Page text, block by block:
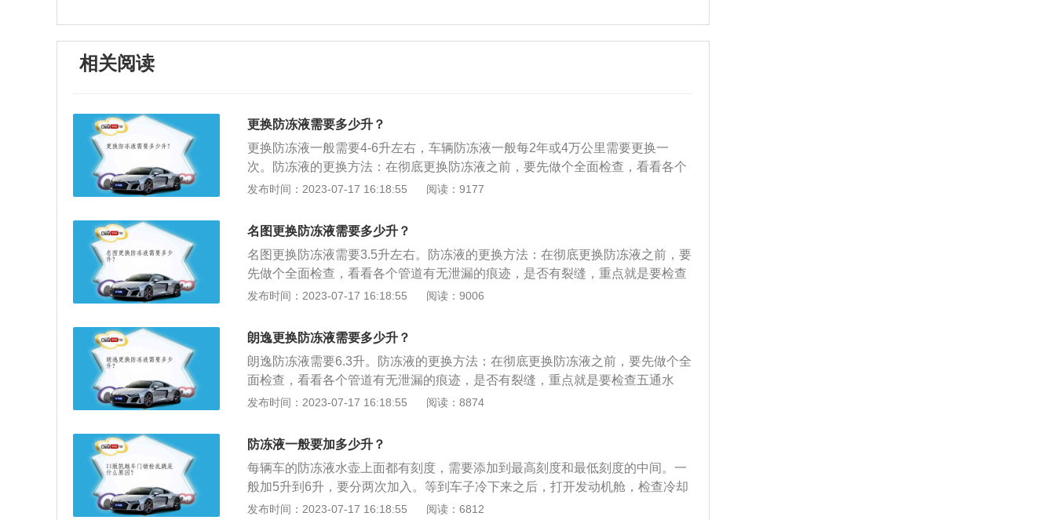
相关阅读
更换防冻液需要多少升？
更换防冻液一般需要4-6升左右，车辆防冻液一般每2年或4万公里需要更换一
次。防冻液的更换方法：在彻底更换防冻液之前，要先做个全面检查，看看各个
管道有无泄漏的痕迹，是否有裂缝，重点就是要检查五通水管，五通管因为有五
的部分发挥作用。如果这个部分有泄漏防冻液的现象，就应该根据情况更换水管
或重新固定接口。将旧的防冻液放出，之后用清水清洗液体通道。将清水加入防
冻液补充罐，随后往罐里注入清水，使清水连续不断地流经发动机冷却系统，随
后着车怠速3至5分钟，让水循环起来。开始从水罐里流出的水有点淡淡的粉红
色，继续注入清水，直至流出干净的水。注意别忘了将暖风水管拆掉，把暖风水
入，这是让防冻液快速流入水箱的方法。随后将另一桶防冻液加入防冻液罐，加
到防冻液罐快满了为止，打着车10分钟左右，这时冷却系统由于排除了部分空
气，液面有所下降，再把防冻液加进去，加注储液罐的最高标记“MAXT”为止。
发布时间：2023-07-17 16:18:55 阅读：9177
名图更换防冻液需要多少升？
名图更换防冻液需要3.5升左右。防冻液的更换方法：在彻底更换防冻液之前，要
先做个全面检查，看看各个管道有无泄漏的痕迹，是否有裂缝，重点就是要检查
五通水管，五通管因为有五个连接各个部位的接口而得名，防冻液就是在流经五
象，就应该根据情况更换水管或重新固定接口。将旧的防冻液放出，之后用清水
清洗液体通道。将清水加入防冻液补充罐，随后往罐里注入清水，使清水连续不
断地流经发动机冷却系统，随后着车怠速3至5分钟，让水循环起来。开始从水罐
里流出的水有点淡淡的粉红色，继续注入清水，直至流出干净的水。注意别忘了
将暖风水管拆掉，把暖风水箱的水放干净。放水大约1小时后，将新的防冻液由
防冻液加入防冻液罐，加到防冻液罐快满了为止，打着车10分钟左右，这时冷却
系统由于排除了部分空气，液面有所下降，再把防冻液加进去，加注储液罐的最
高标记“MAXT”为止。
发布时间：2023-07-17 16:18:55 阅读：9006
朗逸更换防冻液需要多少升？
朗逸防冻液需要6.3升。防冻液的更换方法：在彻底更换防冻液之前，要先做个全
面检查，看看各个管道有无泄漏的痕迹，是否有裂缝，重点就是要检查五通水
管，五通管因为有五个连接各个部位的接口而得名，防冻液就是在流经五通管
应该根据情况更换水管或重新固定接口。将旧的防冻液放出，之后用清水清洗液
体通道。将清水加入防冻液补充罐，随后往罐里注入清水，使清水连续不断地流
经发动机冷却系统，随后着车怠速3至5分钟，让水循环起来。开始从水罐里流出
的水有点淡淡的粉红色，继续注入清水，直至流出干净的水。注意别忘了将暖风
水管拆掉，把暖风水箱的水放干净。放水大约1小时后，将新的防冻液由水箱
发布时间：2023-07-17 16:18:55 阅读：8874
防冻液一般要加多少升？
每辆车的防冻液水壶上面都有刻度，需要添加到最高刻度和最低刻度的中间。一
般加5升到6升，要分两次加入。等到车子冷下来之后，打开发动机舱，检查冷却
液是否充足。冷却液水壶边上有MAX、MIN的上下限刻度，冷车时液面低于下限
发布时间：2023-07-17 16:18:55 阅读：6812